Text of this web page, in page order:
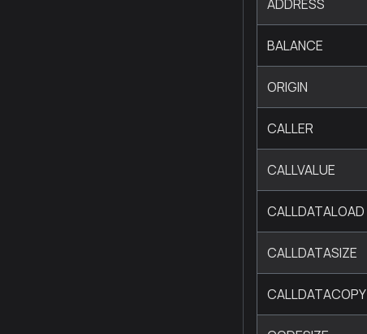
ADDRESS
BALANCE
ORIGIN
CALLER
CALLVALUE
CALLDATALOAD
CALLDATASIZE
CALLDATACOPY